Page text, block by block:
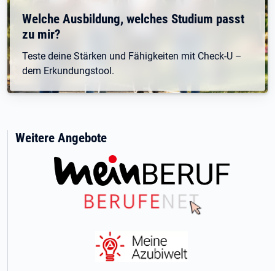
Welche Ausbildung, welches Studium passt
zu mir?
Teste deine Stärken und Fähigkeiten mit Check-U –
dem Erkundungstool.
Weitere Angebote